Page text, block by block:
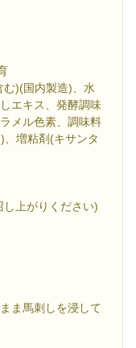
む)(国内製造)、水
エキス、発酵調味
メル色素、調味料
増粘剤(キサンタ
上がりください)
ま馬刺しを浸して